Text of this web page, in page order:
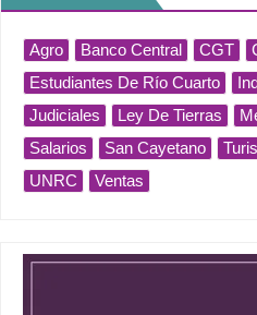
Agro Banco Central CGT
Estudiantes De Río Cuarto
Judiciales
Ley De Tierras
Salarios
San Cayetano
UNRC
Ventas